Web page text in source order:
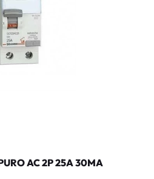
AC 2P 25A 30MA